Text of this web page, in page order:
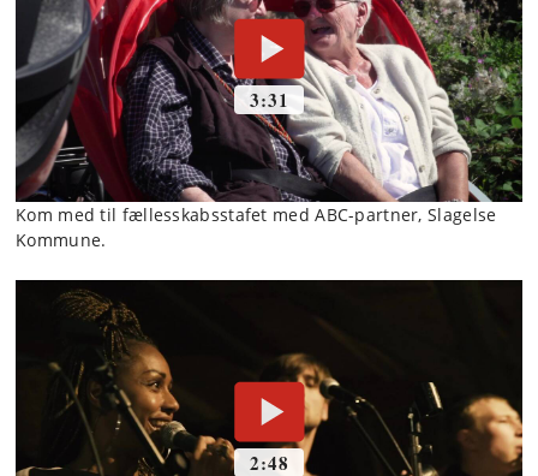
Kom med til fællesskabsstafet med ABC-partner, Slagelse
Kommune.